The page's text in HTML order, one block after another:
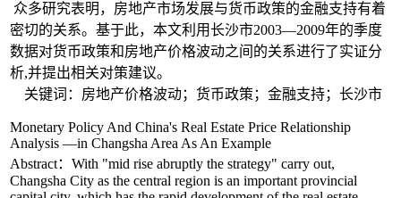
众多研究表明，房地产市场发展与货币政策的金融支持有着
密切的关系。基于此，本文利用长沙市2003—2009年的季度
数据对货币政策和房地产价格波动之间的关系进行了实证分
析,并提出相关对策建议。
关键词：房地产价格波动；货币政策；金融支持；长沙市
Monetary Policy And China's Real Estate Price Relationship
Analysis —in Changsha Area As An Example
Abstract：With "mid rise abruptly the strategy" carry out,
Changsha City as the central region is an important provincial